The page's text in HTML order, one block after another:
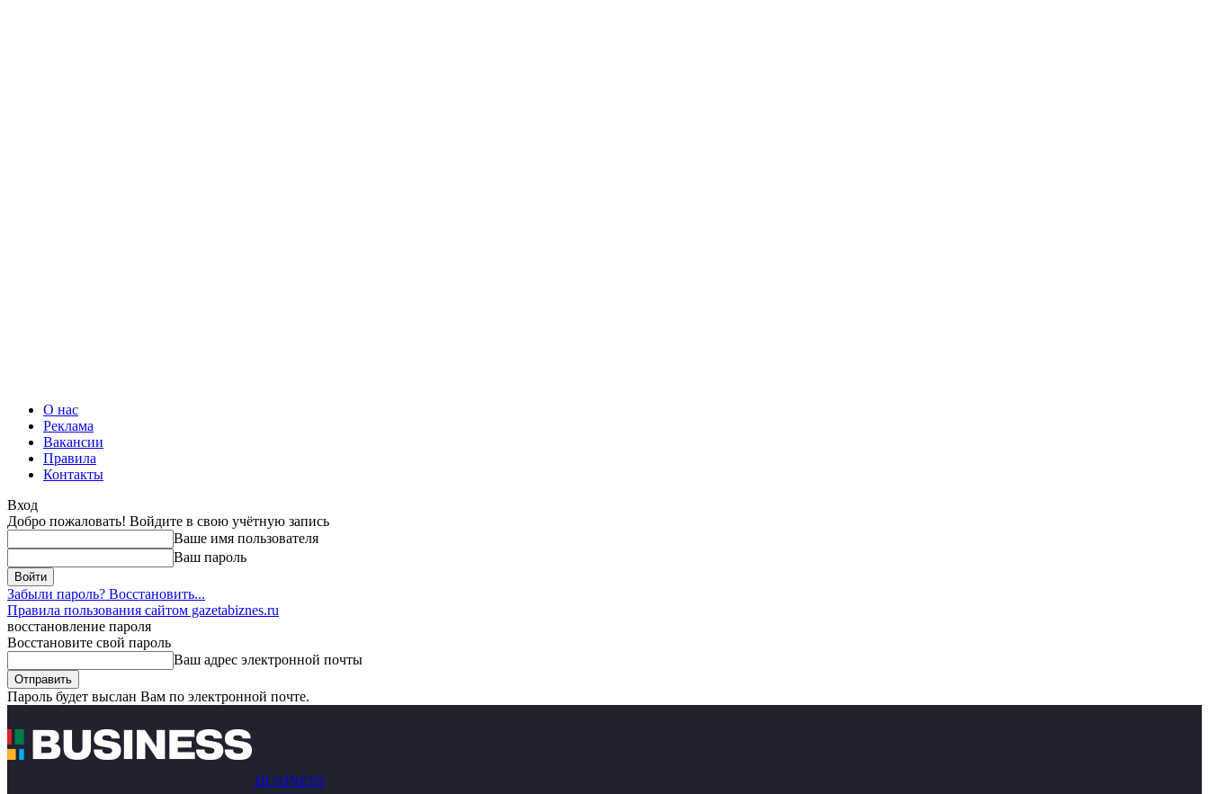
О нас
Реклама
Вакансии
Правила
Контакты
Вход
Добро пожаловать! Войдите в свою учётную запись
Ваше имя пользователя
Ваш пароль
Забыли пароль? Восстановить...
Правила пользования сайтом gazetabiznes.ru
восстановление пароля
Восстановите свой пароль
Ваш адрес электронной почты
Пароль будет выслан Вам по электронной почте.
BUSINESS